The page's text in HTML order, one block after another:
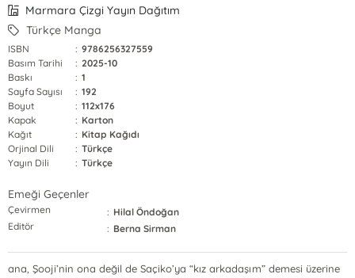
Marmara Çizgi Yayın Dağıtım
Türkçe Manga
ISBN : 9786256327559
Basım Tarihi
: 2025-10
Baskı
: 1
Sayfa Sayısı
: 192
Boyut
: 112x176
Kapak
: Karton
Kağıt
: Kitap Kağıdı
Orjinal Dili
: Türkçe
Yayın Dili
: Türkçe
Emeği Geçenler
Çevirmen : Hilal Öndoğan
Editör
: Berna Sirman
ana, Şooji’nin ona değil de Saçiko’ya “kız arkadaşım” demesi üzerine